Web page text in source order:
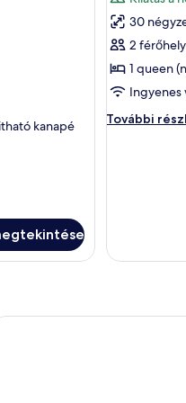
kanapé
szoba
összes
képének
Deluxe
30
2 férőhely
1 queen
Ingyenes
További
Deluxe
& Spa El Castell de Ciutat